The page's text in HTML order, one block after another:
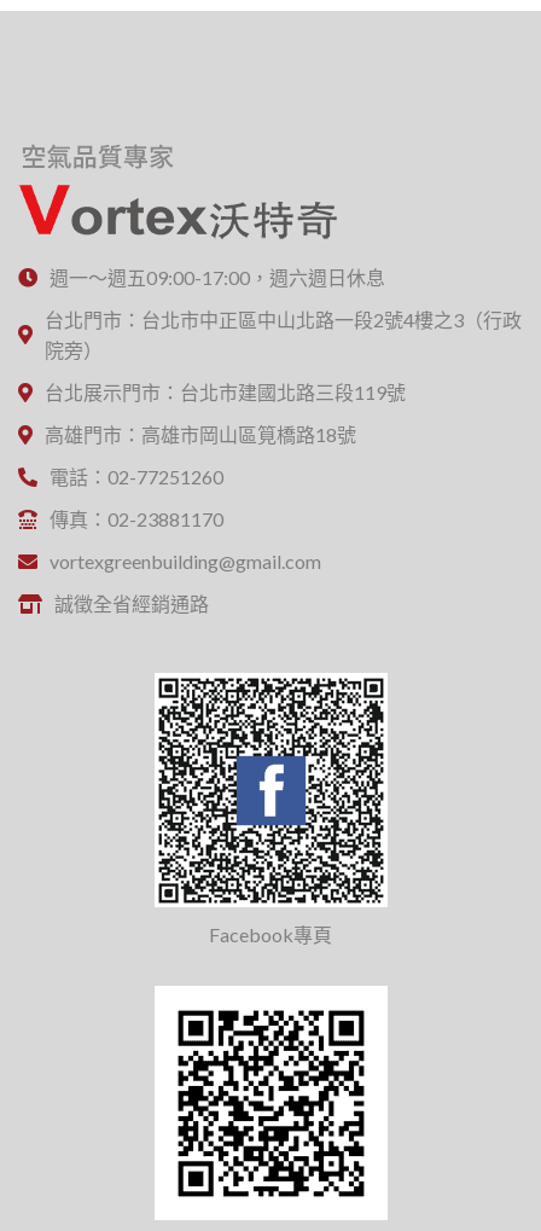
週一～週五09:00-17:00，週六週日休息
台北門市：台北市中正區中山北路一段2號4樓之3（行政
院旁）
台北展示門市：台北市建國北路三段119號
高雄門市：高雄市岡山區筧橋路18號
電話：02-77251260
傳真：02-23881170
vortexgreenbuilding@gmail.com
誠徵全省經銷通路
Facebook專頁